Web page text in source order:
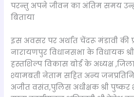
परन्तु अपने जीवन का अंतिम समय
बिताया
इस अवसर पर अर्थात चेंदरू मंडावी की
नारायणपुर विधानसभा के विधायक
हस्तशिल्प विकास बोर्ड के अध्यक्ष
श्यामबती नेताम सहित अन्य
अजीत वसंत,पुलिस अधीक्षक श्री पुष्कर